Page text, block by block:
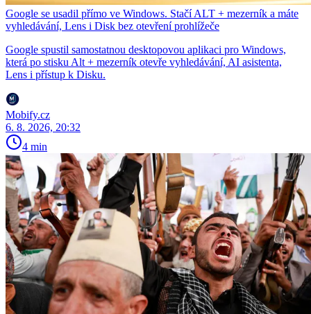
Google se usadil přímo ve Windows. Stačí ALT + mezerník a máte
vyhledávání, Lens i Disk bez otevření prohlížeče
Google spustil samostatnou desktopovou aplikaci pro Windows,
která po stisku Alt + mezerník otevře vyhledávání, AI asistenta,
Lens i přístup k Disku.
Mobify.cz
6. 8. 2026, 20:32
4 min